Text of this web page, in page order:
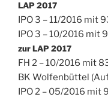
LAP 2017
IPO 3 – 11/2016 mit
IPO 3 – 10/2016 mit
zur LAP 2017
FH 2 – 10/2016 mit
BK Wolfenbüttel
IPO 2 – 05/2016